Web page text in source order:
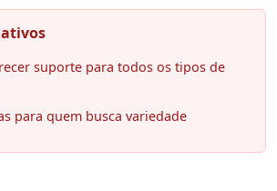
suporte para todos os tipos de
para quem busca variedade